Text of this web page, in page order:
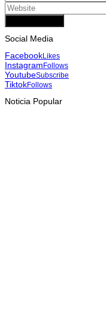
Social Media
FacebookLikes
InstagramFollows
YoutubeSubscribe
TiktokFollows
Noticia Popular